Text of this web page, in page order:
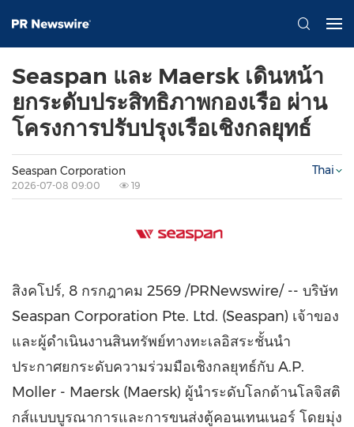
Seaspan และ Maersk เดินหน้า
ยกระดับประสิทธิภาพกองเรือ ผ่าน
โครงการปรับปรุงเรือเชิงกลยุทธ์
Seaspan Corporation
2026-07-08 09:00 19
Thai
สิงคโปร์, 8 กรกฎาคม 2569 /PRNewswire/ -- บริษัท
Seaspan Corporation Pte. Ltd. (Seaspan) เจ้าของ
และผู้ดำเนินงานสินทรัพย์ทางทะเลอิสระชั้นนำ
ประกาศยกระดับความร่วมมือเชิงกลยุทธ์กับ A.P.
Moller - Maersk (Maersk) ผู้นำระดับโลกด้านโลจิสติ
กส์แบบบูรณาการและการขนส่งตู้คอนเทนเนอร์ โดยมุ่ง